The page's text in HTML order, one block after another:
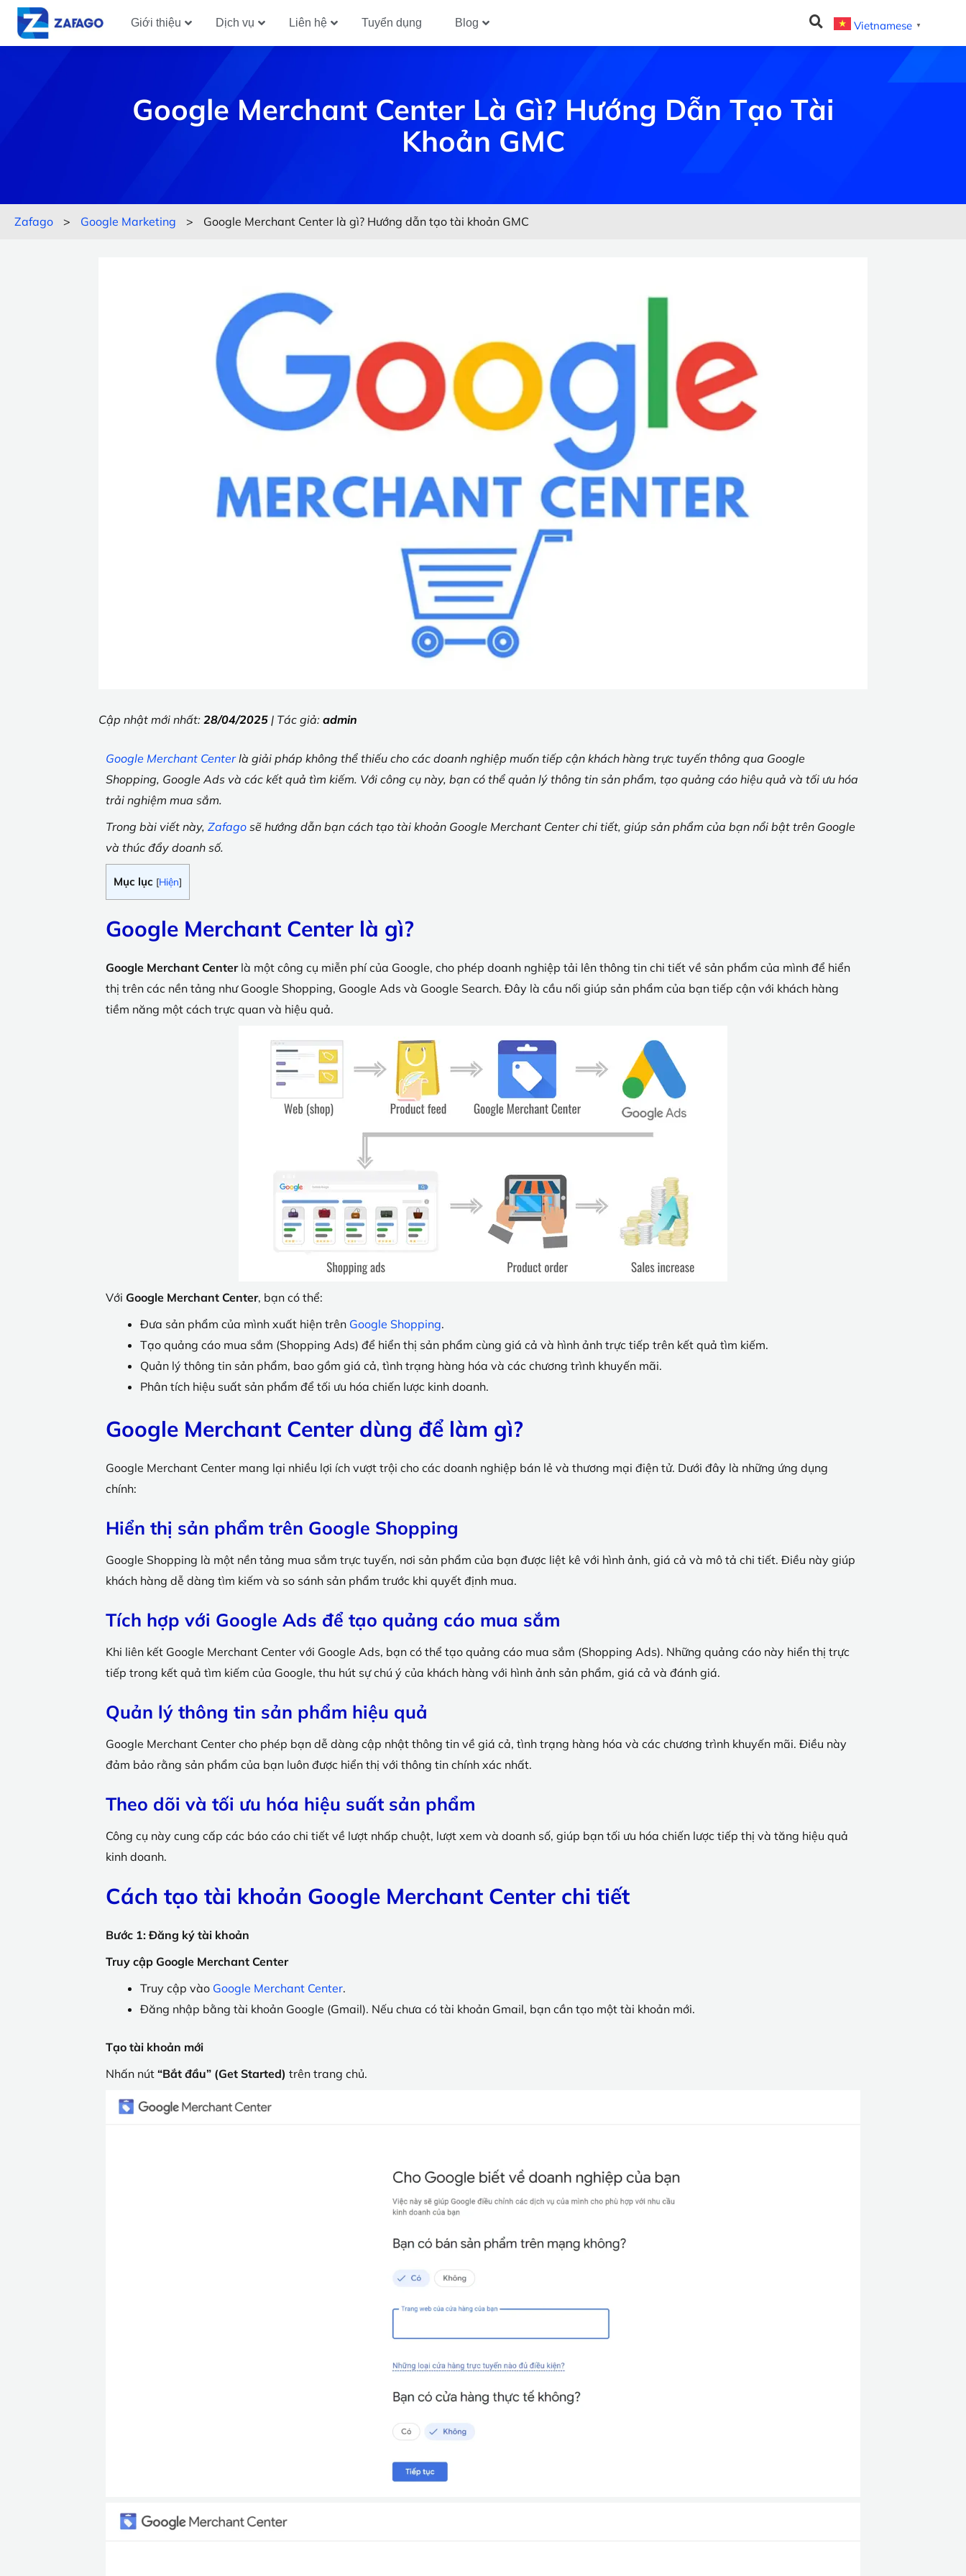
Giới thiệu Dịch vụ Liên hệ Tuyển dụng Blog Vietnamese ▼
Google Merchant Center Là Gì? Hướng Dẫn Tạo Tài
Khoản GMC
Zafago > Google Marketing > Google Merchant Center là gì? Hướng dẫn tạo tài khoản GMC
Cập nhật mới nhất: 28/04/2025 | Tác giả: admin
Google Merchant Centerlà giải pháp không thể thiếu cho các doanh nghiệp muốn tiếp cận khách hàng trực tuyến thông qua Google
Shopping, Google Ads và các kết quả tìm kiếm. Với công cụ này, bạn có thể quản lý thông tin sản phẩm, tạo quảng cáo hiệu quả và tối ưu hóa
trải nghiệm mua sắm.
Trong bài viết này, Zafago sẽ hướng dẫn bạn cách tạo tài khoản Google Merchant Center chi tiết, giúp sản phẩm của bạn nổi bật trên Google
và thúc đẩy doanh số.
Mục lục [Hiện]
Google Merchant Center là gì?
Google Merchant Centerlà một công cụ miễn phí của Google, cho phép doanh nghiệp tải lên thông tin chi tiết về sản phẩm của mình để hiển
thị trên các nền tảng như Google Shopping, Google Ads và Google Search. Đây là cầu nối giúp sản phẩm của bạn tiếp cận với khách hàng
tiềm năng một cách trực quan và hiệu quả.
Với Google Merchant Center, bạn có thể:
Đưa sản phẩm của mình xuất hiện trên Google Shopping.
Tạo quảng cáo mua sắm (Shopping Ads) để hiển thị sản phẩm cùng giá cả và hình ảnh trực tiếp trên kết quả tìm kiếm.
Quản lý thông tin sản phẩm, bao gồm giá cả, tình trạng hàng hóa và các chương trình khuyến mãi.
Phân tích hiệu suất sản phẩm để tối ưu hóa chiến lược kinh doanh.
Google Merchant Center dùng để làm gì?
Google Merchant Center mang lại nhiều lợi ích vượt trội cho các doanh nghiệp bán lẻ và thương mại điện tử. Dưới đây là những ứng dụng
chính:
Hiển thị sản phẩm trên Google Shopping
Google Shopping là một nền tảng mua sắm trực tuyến, nơi sản phẩm của bạn được liệt kê với hình ảnh, giá cả và mô tả chi tiết. Điều này giúp
khách hàng dễ dàng tìm kiếm và so sánh sản phẩm trước khi quyết định mua.
Tích hợp với Google Ads để tạo quảng cáo mua sắm
Khi liên kết Google Merchant Center với Google Ads, bạn có thể tạo quảng cáo mua sắm (Shopping Ads). Những quảng cáo này hiển thị trực
tiếp trong kết quả tìm kiếm của Google, thu hút sự chú ý của khách hàng với hình ảnh sản phẩm, giá cả và đánh giá.
Quản lý thông tin sản phẩm hiệu quả
Google Merchant Center cho phép bạn dễ dàng cập nhật thông tin về giá cả, tình trạng hàng hóa và các chương trình khuyến mãi. Điều này
đảm bảo rằng sản phẩm của bạn luôn được hiển thị với thông tin chính xác nhất.
Theo dõi và tối ưu hóa hiệu suất sản phẩm
Công cụ này cung cấp các báo cáo chi tiết về lượt nhấp chuột, lượt xem và doanh số, giúp bạn tối ưu hóa chiến lược tiếp thị và tăng hiệu quả
kinh doanh.
Cách tạo tài khoản Google Merchant Center chi tiết
Bước 1: Đăng ký tài khoản
Truy cập Google Merchant Center
Truy cập vào Google Merchant Center.
Đăng nhập bằng tài khoản Google (Gmail). Nếu chưa có tài khoản Gmail, bạn cần tạo một tài khoản mới.
Tạo tài khoản mới
Nhấn nút “Bắt đầu” (Get Started) trên trang chủ.